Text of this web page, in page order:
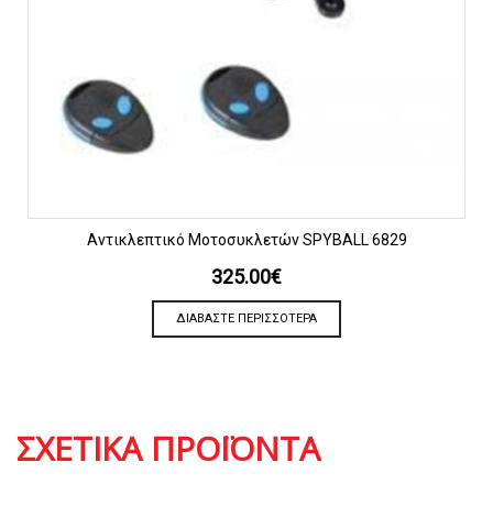
Αντικλεπτικό Μοτοσυκλετών SPYBALL 6829
325.00€
ΔΙΑΒΆΣΤΕ ΠΕΡΙΣΣΌΤΕΡΑ
ΣΧΕΤΙΚΆ ΠΡΟΪΌΝΤΑ